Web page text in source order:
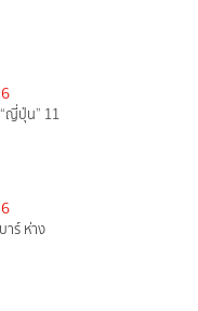
ญี่ปุ่น” 11
าร์ ห่าง